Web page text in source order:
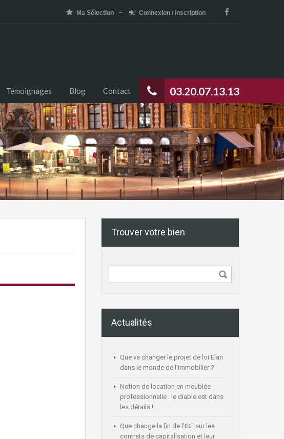
Ma Sélection Connexion / Inscription
03.20.07.13.13
Témoignages Blog Contact
Trouver votre bien
Actualités
Que va changer le projet de loi Elan
dans le monde de l’immobilier ?
Notion de location en meublée
professionnelle : le diable est dans
les détails !
Que change la fin de l’ISF sur les
contrats de capitalisation et leur